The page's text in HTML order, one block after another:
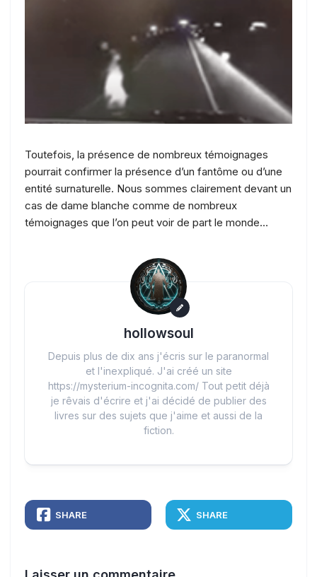
Toutefois, la présence de nombreux témoignages
pourrait confirmer la présence d’un fantôme ou d’une
entité surnaturelle. Nous sommes clairement devant un
cas de dame blanche comme de nombreux
témoignages que l’on peut voir de part le monde…
hollowsoul
Depuis plus de dix ans j'écris sur le paranormal
et l'inexpliqué. J'ai créé un site
https://mysterium-incognita.com/ Tout petit déjà
je rêvais d'écrire et j'ai décidé de publier des
livres sur des sujets que j'aime et aussi de la
fiction.
SHARE SHARE